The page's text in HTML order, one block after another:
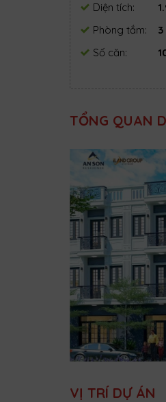
Diện tích:
Phòng tắm:
3
Số căn:
TỔNG QUAN
VỊ TRÍ DỰ ÁN